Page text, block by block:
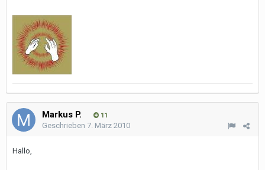
Markus P. 11
Geschrieben 7. März 2010
Hallo,